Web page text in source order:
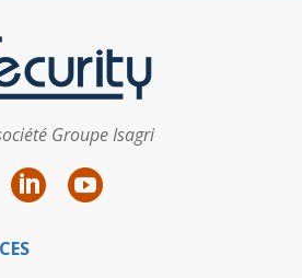
Groupe Isagri